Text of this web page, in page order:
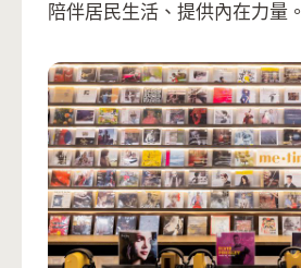
陪伴居民生活、提供內在力量。